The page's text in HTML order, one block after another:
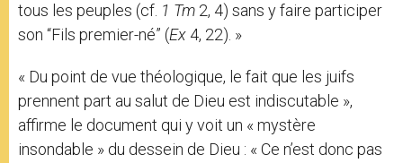
tous les peuples (cf. 1 Tm 2, 4) sans y faire participer
son “Fils premier-né” (Ex 4, 22). »
« Du point de vue théologique, le fait que les juifs
prennent part au salut de Dieu est indiscutable »,
affirme le document qui y voit un « mystère
insondable » du dessein de Dieu : « Ce n’est donc pas